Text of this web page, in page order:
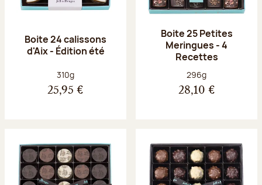
Boite 24 calissons
d'Aix - Édition été
Poids net :
310g
25,95 €
Boite 25 Petites
Meringues - 4
Recettes
Poids net :
296g
28,10 €